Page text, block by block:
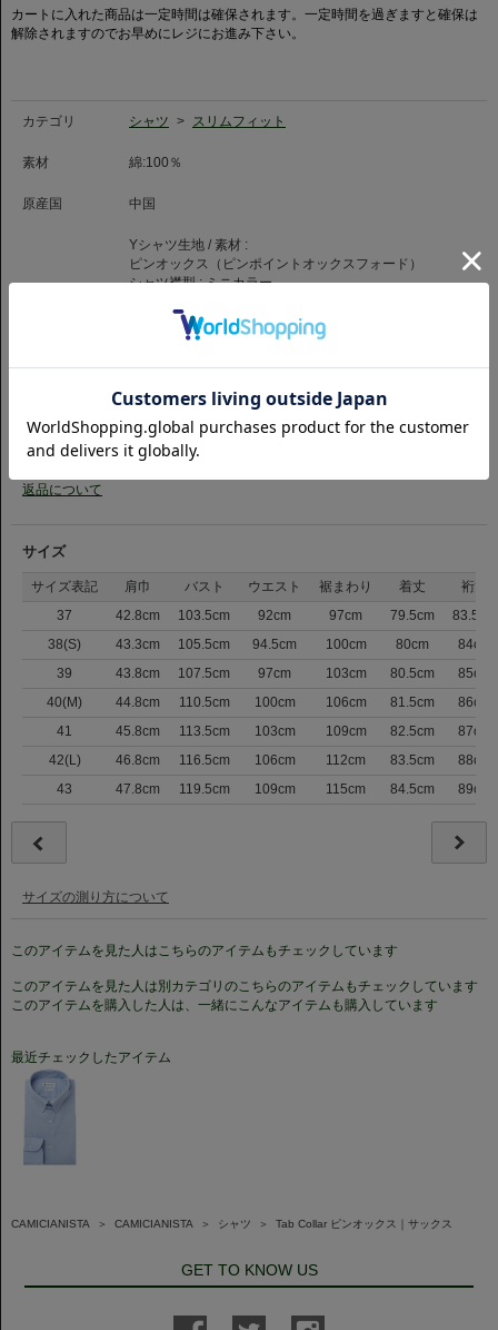
カートに入れた商品は一定時間は確保されます。一定時間を過ぎますと確保は
解除されますのでお早めにレジにお進み下さい。
カテゴリ シャツ > スリムフィット
素材 綿:100％
原産国 中国
Yシャツ生地 / 素材 :
ピンオックス（ピンポイントオックスフォード）
シャツ襟型 : ミニカラー
シャツ柄 : 無地
胸ポケット : なし
1059399306077
品番
SLM-CHN-TAB-S-1115-SA
（お問い合わせの際には、上記商品コードをお伝え下さい。）
返品について
サイズ
サイズ表記 肩巾 バスト ウエスト 裾まわり 着丈
裄丈
37
42.8cm 103.5cm 92cm 97cm 79.5cm
83.5cm
38(S)
43.3cm 105.5cm 94.5cm 100cm 80cm
84cm
39
43.8cm 107.5cm 97cm 103cm 80.5cm
85cm
40(M)
44.8cm 110.5cm 100cm 106cm 81.5cm
86cm
41
45.8cm 113.5cm 103cm 109cm 82.5cm
87cm
42(L)
46.8cm 116.5cm 106cm 112cm 83.5cm
88cm
43
47.8cm 119.5cm 109cm 115cm 84.5cm 89cm
サイズの測り方について
このアイテムを見た人はこちらのアイテムもチェックしています
このアイテムを見た人は別カテゴリのこちらのアイテムもチェックしています
このアイテムを購入した人は、一緒にこんなアイテムも購入しています
最近チェックしたアイテム
CAMICIANISTA ＞ CAMICIANISTA ＞ シャツ ＞ Tab Collar ピンオックス｜サックス
GET TO KNOW US